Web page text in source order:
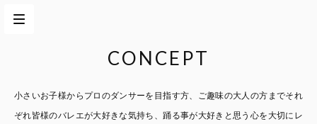
CONCEPT
小さいお子様からプロのダンサーを目指す方、 ご趣味の大人の方までそれ
ぞれ皆様のバレエが大好きな気持ち、踊る事が大好きと思う心を大切に レ